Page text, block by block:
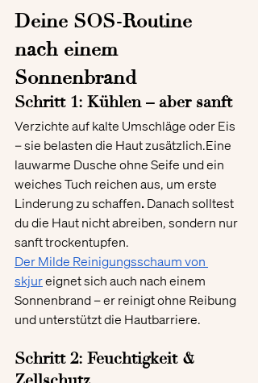
Deine SOS-Routine
nach einem
Sonnenbrand
Schritt 1: Kühlen – aber sanft
Verzichte auf kalte Umschläge oder Eis
– sie belasten die Haut zusätzlich.Eine
lauwarme Dusche ohne Seife und ein
weiches Tuch reichen aus, um erste
Linderung zu schaffen. Danach solltest
du die Haut nicht abreiben, sondern nur
sanft trockentupfen.
Der Milde Reinigungsschaum von
skjur eignet sich auch nach einem
Sonnenbrand – er reinigt ohne Reibung
und unterstützt die Hautbarriere.
Schritt 2: Feuchtigkeit &